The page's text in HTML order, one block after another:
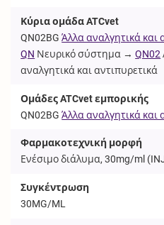
Κύρια ομάδα ATCvet
QN02BG Άλλα αναλγητικά και
QN Νευρικό σύστημα →QN02
αναλγητικά και αντιπυρετικά
Ομάδες ATCvet εμπορικής
QN02BG Άλλα αναλγητικά και
Φαρμακοτεχνική μορφή
Ενέσιμο διάλυμα, 30mg/ml (
Συγκέντρωση
30MG/ML